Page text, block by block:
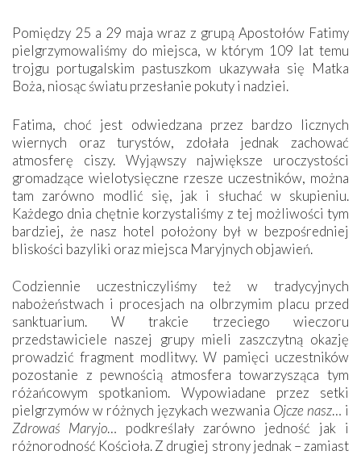
Pomiędzy 25 a 29 maja wraz z grupą Apostołów Fatimy
pielgrzymowaliśmy do miejsca, w którym 109 lat temu
trojgu portugalskim pastuszkom ukazywała się Matka
Boża, niosąc światu przesłanie pokuty i nadziei.
Fatima, choć jest odwiedzana przez bardzo licznych
wiernych oraz turystów, zdołała jednak zachować
atmosferę ciszy. Wyjąwszy największe uroczystości
gromadzące wielotysięczne rzesze uczestników, można
tam zarówno modlić się, jak i słuchać w skupieniu.
Każdego dnia chętnie korzystaliśmy z tej możliwości tym
bardziej, że nasz hotel położony był w bezpośredniej
bliskości bazyliki oraz miejsca Maryjnych objawień.
Codziennie uczestniczyliśmy też w tradycyjnych
nabożeństwach i procesjach na olbrzymim placu przed
sanktuarium. W trakcie trzeciego wieczoru
przedstawiciele naszej grupy mieli zaszczytną okazję
prowadzić fragment modlitwy. W pamięci uczestników
pozostanie z pewnością atmosfera towarzysząca tym
różańcowym spotkaniom. Wypowiadane przez setki
pielgrzymów w różnych językach wezwania Ojcze nasz… i
Zdrowaś Maryjo… podkreślały zarówno jedność jak i
różnorodność Kościoła. Z drugiej strony jednak – zamiast